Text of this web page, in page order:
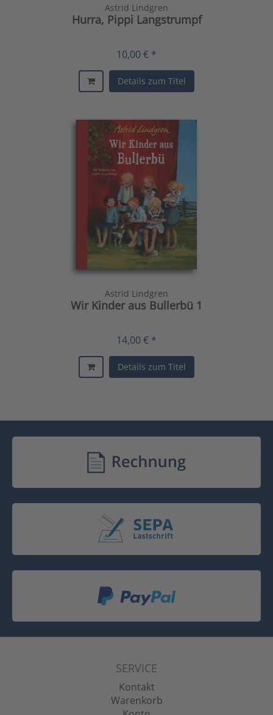
Astrid Lindgren
Hurra, Pippi Langstrumpf
10,00 € *
Details zum Titel
Astrid Lindgren
Wir Kinder aus Bullerbü 1
14,00 € *
Details zum Titel
SERVICE
Kontakt
Warenkorb